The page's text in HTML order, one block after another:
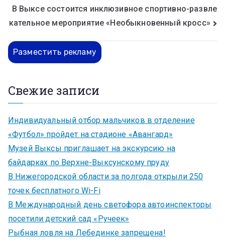
В Выксе состоится инклюзивное спортивно-развле
кательное мероприятие «Необыкновенный кросс»
Разместить рекламу
Свежие записи
Индивидуальный отбор мальчиков в отделение
«Футбол» пройдет на стадионе «Авангард»
Музей Выксы приглашает на экскурсию на
байдарках по Верхне-Выксунскому пруду
В Нижегородской области за полгода открыли 250
точек бесплатного Wi-Fi
В Международный день светофора автоинспекторы
посетили детский сад «Ручеек»
Рыбная ловля на Лебединке запрещена!